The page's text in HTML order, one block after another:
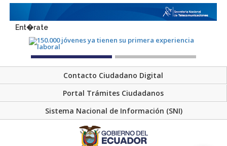
www.regulaciontelecomunicaciones.gob.ec/transparencia
Ent�rate
Contacto Ciudadano Digital
Portal Trámites Ciudadanos
Sistema Nacional de Información (SNI)